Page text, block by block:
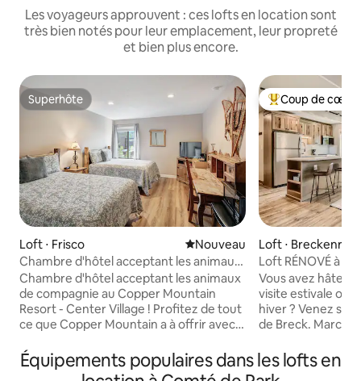
Les voyageurs approuvent : ces lofts en location sont
très bien notés pour leur emplacement, leur propreté
et bien plus encore.
Superhôte
Superhôte
Loft ⋅ Frisco Nouvel hébergement
Nouveau
Chambre d'hôtel acceptant les animaux
à Central Copper MTN !
Chambre d'hôtel acceptant les animaux
de compagnie au Copper Mountain
Resort - Center Village ! Profitez de tout
ce que Copper Mountain a à offrir avec
à quelques minutes à pied des
remontées mécaniques American Eagle
Coups de cœur
Coup de cœur
Loft ⋅
Loft RÉNOVÉ à
remontées et de
Vous avez hâte
visite estivale ou
hiver ? Venez
de Breck.
Entièrement
digne d'Insta sur
Équipements populaires dans les lofts en